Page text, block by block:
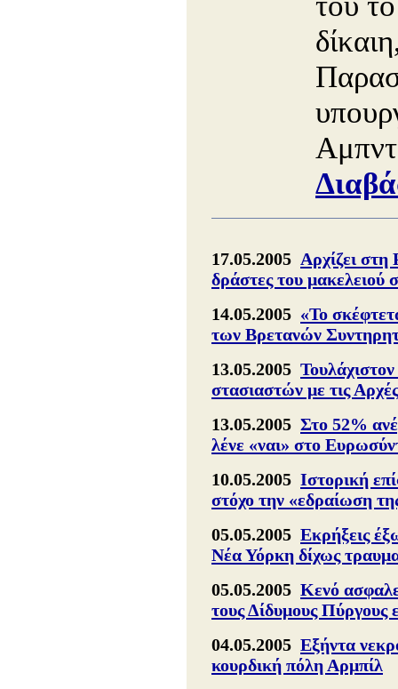
17.05.2005 Αρχίζει στη
δράστες του μακελειού
14.05.2005 «Το
των Bρετανών
13.05.2005
στασιαστών με τις
13.05.2005 Στο 52%
λένε «ναι» στο
10.05.2005 Ιστορική
στόχο την «εδραίωση
05.05.2005 Εκρήξεις
Νέα Υόρκη δίχως
05.05.2005 Κενό
τους Δίδυμους Πύργους
04.05.2005 Εξήντα
κουρδική πόλη Αρμπίλ